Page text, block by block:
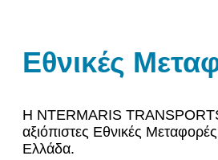
Εθνικές
Η NTERMARIS
αξιόπιστες Εθνικές
Ελλάδα.